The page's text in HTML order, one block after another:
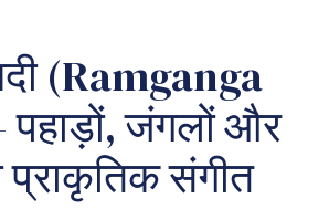
(Ramganga
जंगलों और
संगीत